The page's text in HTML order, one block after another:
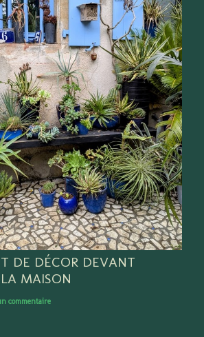
DE DÉCOR DEVANT
MAISON
commentaire